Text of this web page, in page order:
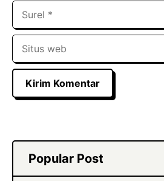
Surel
Situs
web
Popular Post